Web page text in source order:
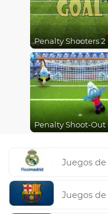
Penalty Shooters 2
Penalty Shoot-Out
Juegos
Juegos